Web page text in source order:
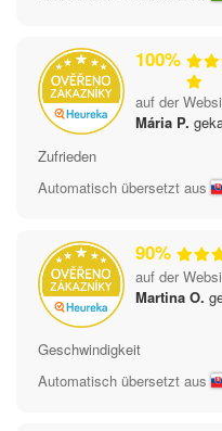
100%
auf der
Mária P.
Zufrieden
Automatisch übersetzt aus
90%
auf der
Martina O.
Geschwindigkeit
Automatisch übersetzt aus